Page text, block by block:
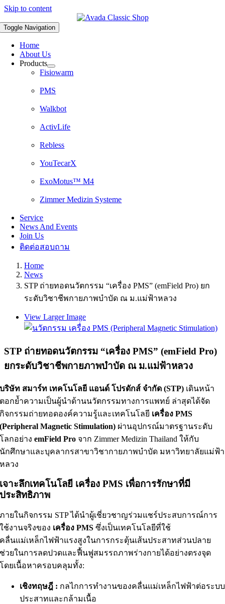
Skip to content
Toggle Navigation
Home
About Us
Products
Fisiowarm
PMS
Walkbot
ActivLife
Rebless
YouTecarX
ExoMotus™ M4
Zimmer Medizin Systeme
Service
News And Events
Join Us
ติดต่อสอบถาม
Home
News
STP ถ่ายทอดนวัตกรรม “เครื่อง PMS” (emField Pro) ยก
ระดับวิชาชีพกายภาพบำบัด ณ ม.แม่ฟ้าหลวง
View Larger Image
STP ถ่ายทอดนวัตกรรม “เครื่อง PMS” (emField Pro)
ยกระดับวิชาชีพกายภาพบำบัด ณ ม.แม่ฟ้าหลวง
บริษัท สมาร์ท เทคโนโลยี แอนด์ โปรดักส์ จำกัด (STP) เดินหน้า
ตอกย้ำความเป็นผู้นำด้านนวัตกรรมทางการแพทย์ ล่าสุดได้จัด
กิจกรรมถ่ายทอดองค์ความรู้และเทคโนโลยี เครื่อง PMS
(Peripheral Magnetic Stimulation) ผ่านอุปกรณ์มาตรฐานระดับ
โลกอย่างemField Pro จาก Zimmer Medizin Thailand ให้กับ
นักศึกษาและบุคลากรสาขาวิชากายภาพบำบัด มหาวิทยาลัยแม่ฟ้า
หลวง
เจาะลึกเทคโนโลยี เครื่อง PMS เพื่อการรักษาที่มี
ประสิทธิภาพ
ภายในกิจกรรม STP ได้นำผู้เชี่ยวชาญร่วมแชร์ประสบการณ์การ
ใช้งานจริงของ เครื่อง PMS ซึ่งเป็นเทคโนโลยีที่ใช้
คลื่นแม่เหล็กไฟฟ้าแรงสูงในการกระตุ้นเส้นประสาทส่วนปลาย
ช่วยในการลดปวดและฟื้นฟูสมรรถภาพร่างกายได้อย่างตรงจุด
โดยเนื้อหาครอบคลุมทั้ง:
เชิงทฤษฎี : กลไกการทำงานของคลื่นแม่เหล็กไฟฟ้าต่อระบบ
ประสาทและกล้ามเนื้อ